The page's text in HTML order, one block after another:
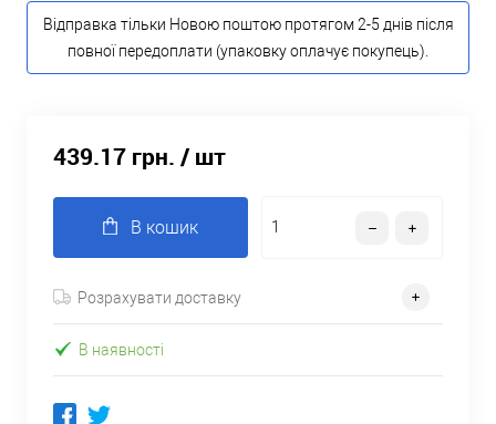
Відправка тільки Новою поштою протягом 2-5 днів після
повної передоплати (упаковку оплачує покупець).
439.17 грн. / шт
В кошик
Розрахувати доставку
В наявності